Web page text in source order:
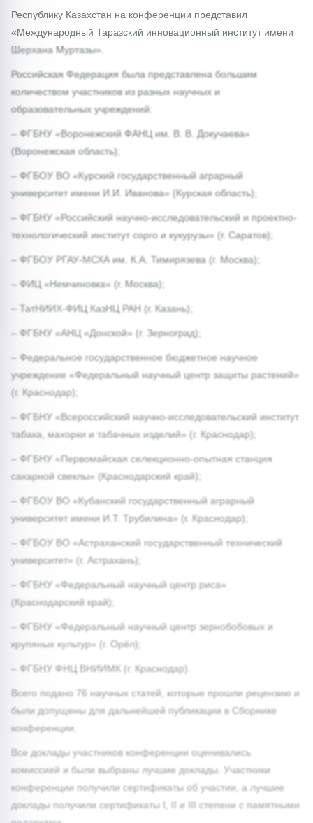
Республику Казахстан на конференции представил
«Международный Таразский инновационный институт имени
Шерхана Муртазы».
Российская Федерация была представлена большим
количеством участников из разных научных и
образовательных учреждений:
– ФГБНУ «Воронежский ФАНЦ им. В. В. Докучаева»
(Воронежская область);
– ФГБОУ ВО «Курский государственный аграрный
университет имени И.И. Иванова» (Курская область);
– ФГБНУ «Российский научно-исследовательский и проектно-
технологический институт сорго и кукурузы» (г. Саратов);
– ФГБОУ РГАУ-МСХА им. К.А. Тимирязева (г. Москва);
– ФИЦ «Немчиновка» (г. Москва);
– ТатНИИХ-ФИЦ КазНЦ РАН (г. Казань);
– ФГБНУ «АНЦ «Донской» (г. Зерноград);
– Федеральное государственное бюджетное научное
учреждение «Федеральный научный центр защиты растений»
(г. Краснодар);
– ФГБНУ «Всероссийский научно-исследовательский институт
табака, махорки и табачных изделий» (г. Краснодар);
– ФГБНУ «Первомайская селекционно-опытная станция
сахарной свеклы» (Краснодарский край);
– ФГБОУ ВО «Кубанский государственный аграрный
университет имени И.Т. Трубилина» (г. Краснодар);
– ФГБОУ ВО «Астраханский государственный технический
университет» (г. Астрахань);
– ФГБНУ «Федеральный научный центр риса»
(Краснодарский край);
– ФГБНУ «Федеральный научный центр зернобобовых и
крупяных культур» (г. Орёл);
– ФГБНУ ФНЦ ВНИИМК (г. Краснодар).
Всего подано 76 научных статей, которые прошли рецензию и
были допущены для дальнейшей публикации в Сборнике
конференции.
Все доклады участников конференции оценивались
комиссией и были выбраны лучшие доклады. Участники
конференции получили сертификаты об участии, а лучшие
доклады получили сертификаты I, II и III степени с памятными